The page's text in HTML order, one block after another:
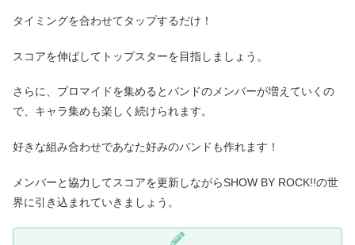
タイミングを合わせてタップするだけ！
スコアを伸ばしてトップスターを目指しましょう。
さらに、プロマイドを集めるとバンドのメンバーが増えていくの
で、キャラ集めも楽しく続けられます。
好きな組み合わせであなた好みのバンドも作れます！
メンバーと協力してスコアを更新しながらSHOW BY ROCK!!の世
界に引き込まれていきましょう。